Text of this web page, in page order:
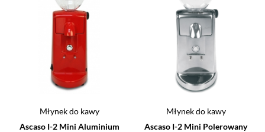
Młynek do kawy
Ascaso I-2 Mini Aluminium
Młynek do kawy
Ascaso I-2 Mini Polerowany